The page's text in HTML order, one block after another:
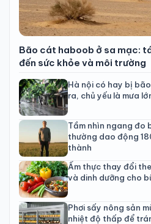
Bão cát haboob ở sa mạc:
đến sức khỏe và môi trường
Hà nội có hay bị
ra, chủ yếu là mưa
Tầm nhìn ngang đo
thường dao động
thành
Ẩm thực thay đổi
và dinh dưỡng cho
Phơi sấy nông sản
nhiệt độ thấp để